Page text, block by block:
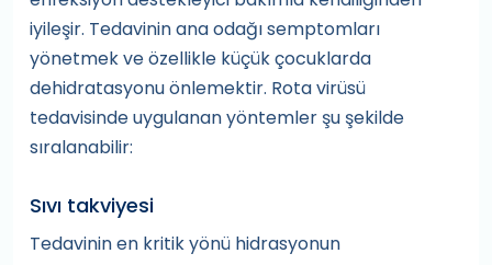
iyileşir. Tedavinin ana odağı semptomları
yönetmek ve özellikle küçük çocuklarda
dehidratasyonu önlemektir. Rota virüsü
tedavisinde uygulanan yöntemler şu şekilde
sıralanabilir:
Sıvı takviyesi
Tedavinin en kritik yönü hidrasyonun